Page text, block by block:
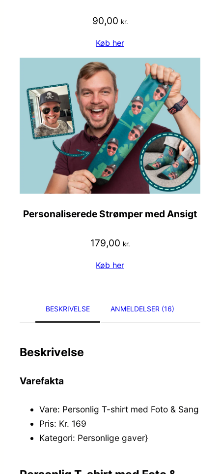
90,00 kr.
Køb her
Personaliserede Strømper med Ansigt
179,00 kr.
Køb her
BESKRIVELSE ANMELDELSER (16)
Beskrivelse
Varefakta
Vare: Personlig T-shirt med Foto & Sang
Pris: Kr. 169
Kategori: Personlige gaver}